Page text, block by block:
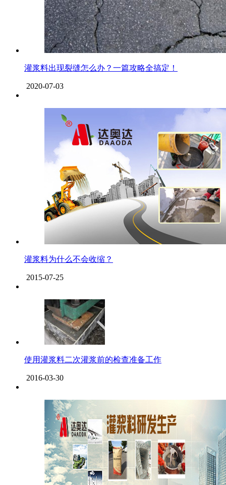
灌浆料出现裂缝怎么办？一篇攻略全搞定！
2020-07-03
灌浆料为什么不会收缩？
2015-07-25
使用灌浆料二次灌浆前的检查准备工作
2016-03-30